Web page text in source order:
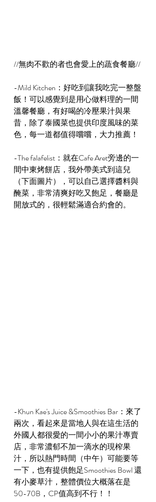
//無肉不歡的者也會愛上的蔬食餐廳//
-Mild Kitchen：好吃到讓我吃完一整盤
飯！可以感覺到是用心做料理的一間
溫馨餐廳，有好喝的冷壓果汁與果
昔，除了泰國菜也提供印度風味的菜
色，每一道都值得嚐嚐，大力推薦！
-The falafelist：就在Cafe Aret旁邊的一
間中東烤餅店，我外帶美式到這兒
（下面圖片），可以自己選擇醬料與
醃菜，非常清爽好吃又飽足，餐廳是
開放式的，很輕鬆滿適合約會的。
-Khun Kae's Juice &Smoothies Bar：來了
兩次，看起來是當地人與在這生活的
外國人都很愛的一間小小的果汁專賣
店，非常濃郁不加一滴水的現榨果
汁，所以熱門時間（中午）可能要等
一下，也有提供飽足Smoothies Bowl 還
有小麥草汁，整體價位大概落在是
50-70B，CP值高到不行！！